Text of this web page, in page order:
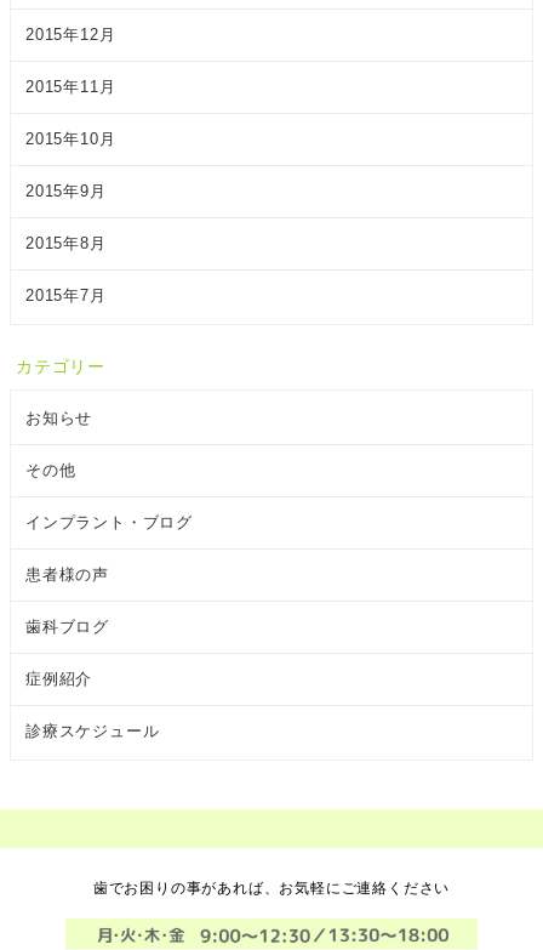
2015年12月
2015年11月
2015年10月
2015年9月
2015年8月
2015年7月
カテゴリー
お知らせ
その他
インプラント・ブログ
患者様の声
歯科ブログ
症例紹介
診療スケジュール
歯でお困りの事があれば、お気軽にご連絡ください